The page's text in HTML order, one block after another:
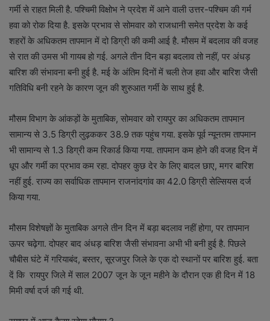
गर्मी से राहत मिली है. पश्चिमी विक्षोभ ने प्रदेश में आने वाली उत्तर-पश्चिम की गर्म
हवा को रोक दिया है. इसके प्रभाव से सोमवार को राजधानी समेत प्रदेश के कई
शहरों के अधिकतम तापमान में दो डिग्री की कमी आई है. मौसम में बदलाव की वजह
से रात की उमस भी गायब हो गई. अगले तीन दिन बड़ा बदलाव तो नहीं, पर अंधड़
बारिश की संभावना बनी हुई है. मई के अंतिम दिनों में चली तेज हवा और बारिश जैसी
गतिविधि बनी रहने के कारण जून की शुरुआत गर्मी के साथ हुई है.
मौसम विभाग के आंकड़ों के मुताबिक, सोमवार को रायपुर का अधिकतम तापमान
सामान्य से 3.5 डिग्री लुढ़ककर 38.9 तक पहुंच गया. इसके पूर्व न्यूनतम तापमान
भी सामान्य से 1.3 डिग्री कम रिकार्ड किया गया. तापमान कम होने की वजह दिन में
धूप और गर्मी का प्रभाव कम रहा. दोपहर कुछ देर के लिए बादल छाए, मगर बारिश
नहीं हुई. राज्य का सर्वाधिक तापमान राजनांदगांव का 42.0 डिग्री सेल्सियस दर्ज
किया गया.
मौसम विशेषज्ञों के मुताबिक अगले तीन दिन में बड़ा बदलाव नहीं होगा, पर तापमान
ऊपर चढ़ेगा. दोपहर बाद अंधड़ बारिश जैसी संभावना अभी भी बनी हुई है. पिछले
चौबीस घंटे में गरियाबंद, बस्तर, सूरजपुर जिले के एक दो स्थानों पर बारिश हुई. बता
दें कि रायपुर जिले में साल 2007 जून के जून महीने के दौरान एक ही दिन में 18
मिमी वर्षा दर्ज की गई थी.